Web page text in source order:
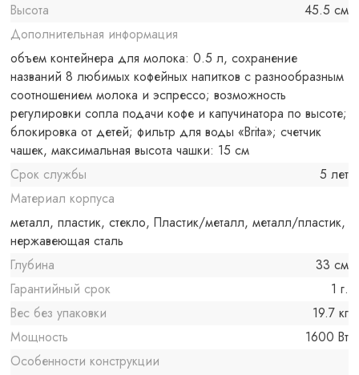
Высота
45.5 см
Дополнительная информация
объем контейнера для молока: 0.5 л, сохранение
названий 8 любимых кофейных напитков с разнообразным
соотношением молока и эспрессо; возможность
регулировки сопла подачи кофе и капучинатора по высоте;
блокировка от детей; фильтр для воды «Brita»; счетчик
чашек, максимальная высота чашки: 15 см
Срок службы
5 лет
Материал корпуса
металл, пластик, стекло, Пластик/металл, металл/пластик,
нержавеющая сталь
Глубина
33 см
Гарантийный срок
1 г.
Вес без упаковки
19.7 кг
Мощность
1600 Вт
Особенности конструкции